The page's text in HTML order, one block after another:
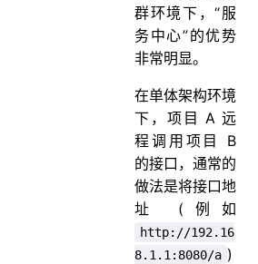
群环境下，“服
务中心”的优势
非常明显。
在单体架构环境
下，项目 A 远
程调用项目 B
的接口，通常的
做法是将接口地
址 (例如
http://192.16
8.1.1:8080/a )